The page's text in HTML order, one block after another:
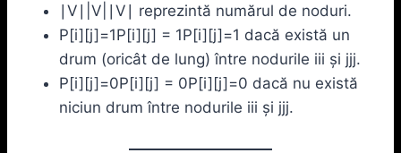
∣V∣|V|∣V∣ reprezintă numărul de noduri.
P[i][j]=1P[i][j] = 1P[i][j]=1 dacă există un
drum (oricât de lung) între nodurile iii și jjj.
P[i][j]=0P[i][j] = 0P[i][j]=0 dacă nu există
niciun drum între nodurile iii și jjj.